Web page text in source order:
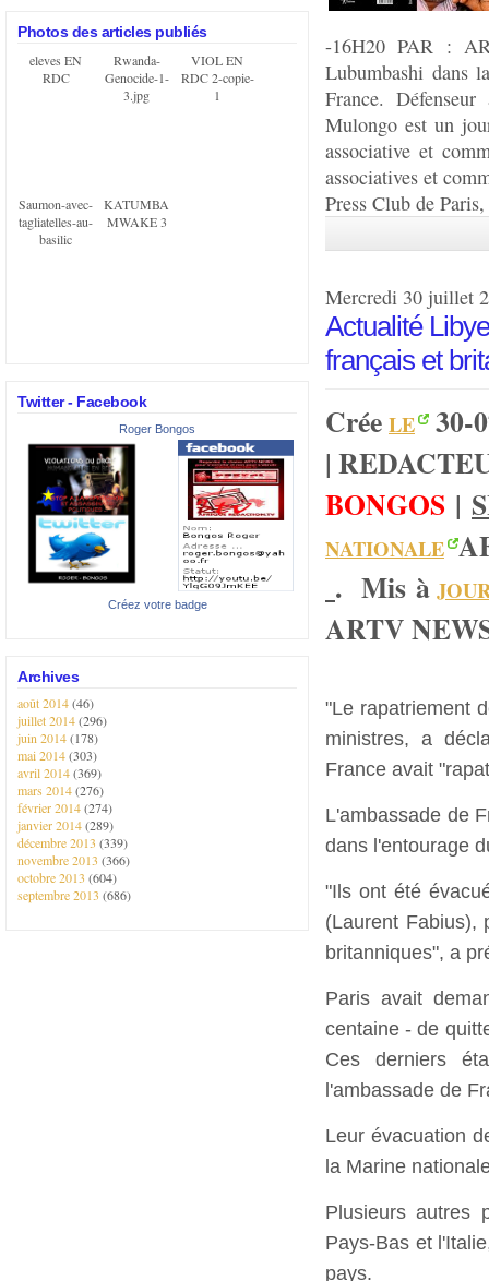
Photos des articles publiés
eleves EN
RDC
Rwanda-
Genocide-1-
3.jpg
VIOL EN
RDC 2-copie-
1
Saumon-avec-
tagliatelles-au-
basilic
KATUMBA
MWAKE 3
Twitter - Facebook
Roger Bongos
Créez votre badge
Archives
août 2014(46)
juillet 2014(296)
juin 2014(178)
mai 2014(303)
avril 2014(369)
mars 2014(276)
février 2014(274)
janvier 2014(289)
décembre 2013 (339)
novembre 2013 (366)
octobre 2013 (604)
septembre 2013 (686)
-16H20 PAR :
Lubumbashi dans
France.
Mulongo est un
associative et
associatives et
Press Club de
Mercredi 30 juillet
Actualité
français et
Crée LE
30-
|
BONGOS |
NATIONALE
. Mis à
ARTV
"Le rapatriement
ministres, a
France avait
L'ambassade de
dans l'entourage
"Ils ont été
(Laurent Fabius),
britanniques", a
Paris avait
centaine - de
Ces derniers
l'ambassade de
Leur évacuation
la Marine
Plusieurs autres
Pays-Bas et
pays.